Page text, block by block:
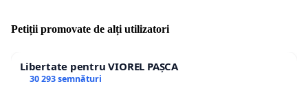
Petiții promovate de alți utilizatori
Libertate pentru VIOREL PAȘCA
30 293 semnături